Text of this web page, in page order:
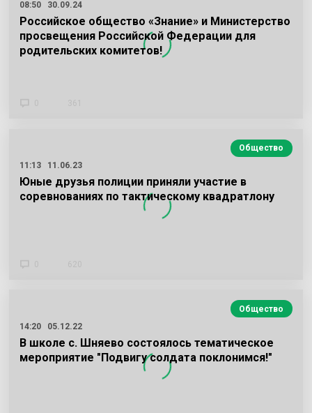
08:50
30.09.24
Российское общество «Знание» и Министерство
просвещения Российской Федерации для
родительских комитетов!
Общество
11:13
11.06.23
Юные друзья полиции приняли участие в
соревнованиях по тактическому квадратлону
Общество
14:20
05.12.22
В школе с. Шняево состоялось тематическое
мероприятие "Подвигу солдата поклонимся!"